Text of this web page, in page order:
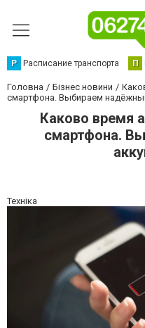
Р Расписание транспорта П
Головна Бізнес новини
смартфона. Выбираем
Каково время
смартфона.
Техніка